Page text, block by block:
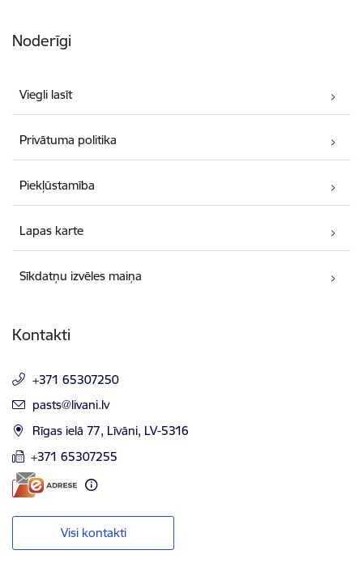
Noderīgi
Viegli lasīt
Privātuma politika
Piekļūstamība
Lapas karte
Sīkdatņu izvēles maiņa
Kontakti
+371 65307250
E-pasts:
pasts@livani.lv
Rīgas ielā 77, Līvāni, LV-5316
+371 65307255
Visi kontakti